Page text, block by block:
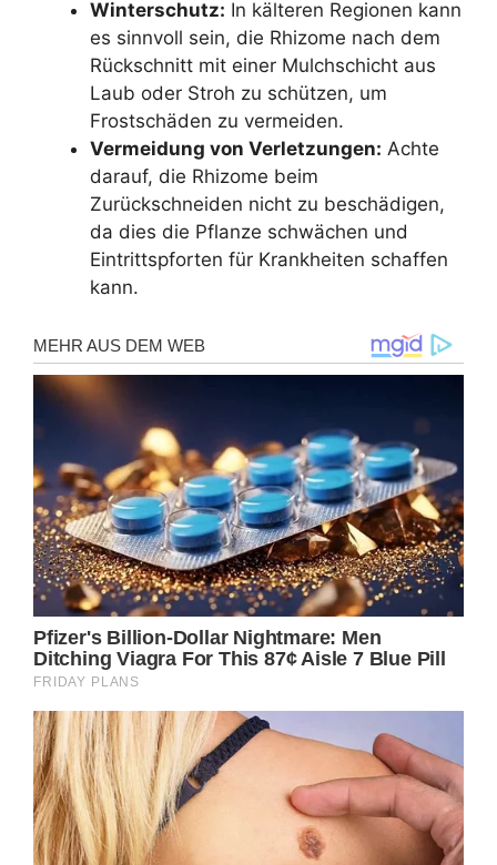
Winterschutz: In kälteren Regionen kann
es sinnvoll sein, die Rhizome nach dem
Rückschnitt mit einer Mulchschicht aus
Laub oder Stroh zu schützen, um
Frostschäden zu vermeiden.
Vermeidung von Verletzungen: Achte
darauf, die Rhizome beim
Zurückschneiden nicht zu beschädigen,
da dies die Pflanze schwächen und
Eintrittspforten für Krankheiten schaffen
kann.